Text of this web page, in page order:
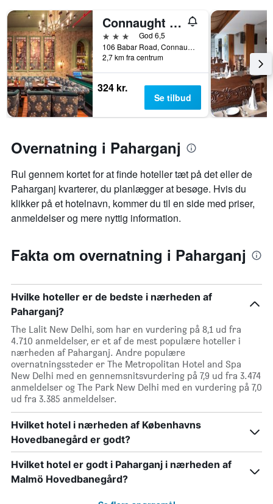
Connaught Royale
3 stjernerGod 6,5
106 Babar Road, Connaught Place, New Delhi, Indien
2,7 km fra centrum
324 kr.
Se tilbud
Overnatning i Paharganj
Rul gennem kortet for at finde hoteller tæt på det eller de
Paharganj kvarterer, du planlægger at besøge. Hvis du
klikker på et hotelnavn, kommer du til en side med priser,
anmeldelser og mere nyttig information.
Fakta om overnatning i Paharganj
Hvilke hoteller er de bedste i nærheden af
Paharganj?
The Lalit New Delhi, som har en vurdering på 8,1 ud fra
4.710 anmeldelser, er et af de mest populære hoteller i
nærheden af Paharganj. Andre populære
overnatningssteder er The Metropolitan Hotel and Spa
New Delhi med en gennemsnitsvurdering på 7,9 ud fra 3.474
anmeldelser og The Park New Delhi med en vurdering på 7,0
ud fra 3.385 anmeldelser.
Hvilket hotel i nærheden af Københavns
Hovedbanegård er godt?
Hvilket hotel er godt i Paharganj i nærheden af
Malmö Hovedbanegård?